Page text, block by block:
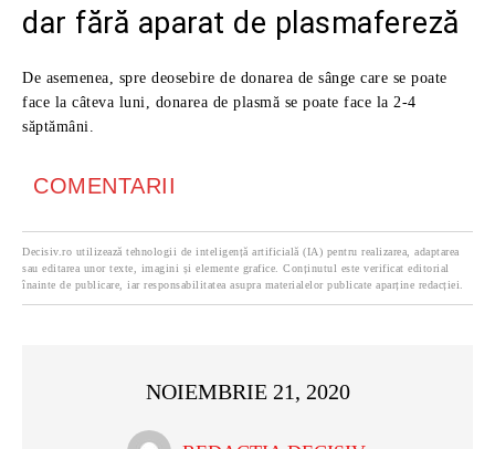
dar fără aparat de plasmafereză
De asemenea, spre deosebire de donarea de sânge care se poate
face la câteva luni, donarea de plasmă se poate face la 2-4
săptămâni.
COMENTARII
Decisiv.ro utilizează tehnologii de inteligență artificială (IA) pentru realizarea, adaptarea
sau editarea unor texte, imagini și elemente grafice. Conținutul este verificat editorial
înainte de publicare, iar responsabilitatea asupra materialelor publicate aparține redacției.
NOIEMBRIE 21, 2020